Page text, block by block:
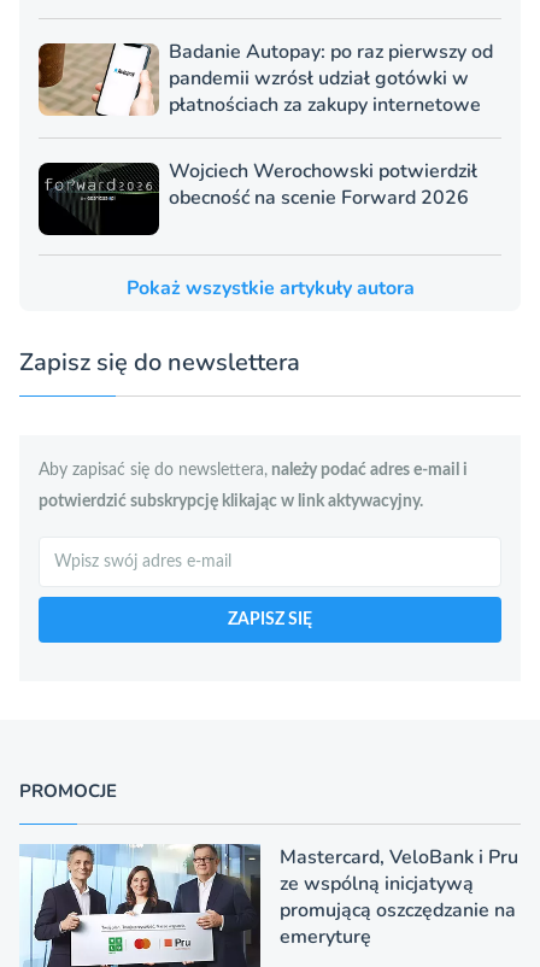
Badanie Autopay: po raz pierwszy od
pandemii wzrósł udział gotówki w
płatnościach za zakupy internetowe
Wojciech Werochowski potwierdził
obecność na scenie Forward 2026
Pokaż wszystkie artykuły autora
Zapisz się do newslettera
Aby zapisać się do newslettera, należy podać adres e-mail i
potwierdzić subskrypcję klikając w link aktywacyjny.
ZAPISZ SIĘ
PROMOCJE
Mastercard, VeloBank i Pru
ze wspólną inicjatywą
promującą oszczędzanie na
emeryturę